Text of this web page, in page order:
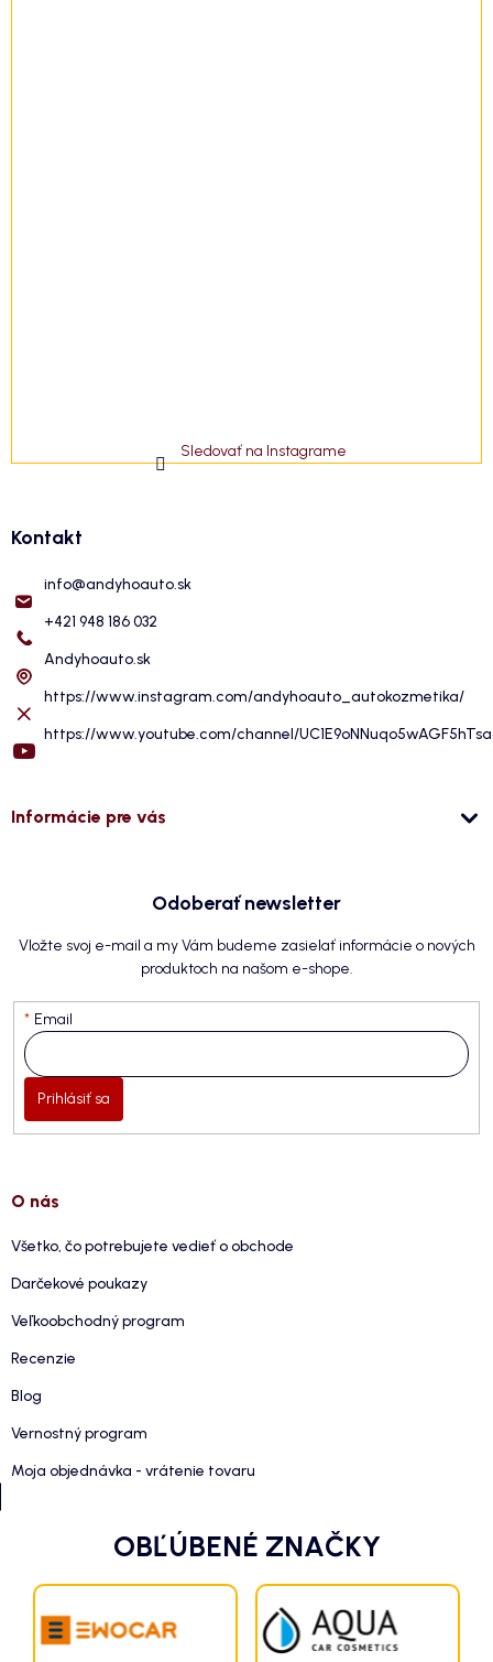
Sledovať na Instagrame
Kontakt
info@andyhoauto.sk
+421 948 186 032
Andyhoauto.sk
https://www.instagram.com/andyhoauto_autokozmetika/
https://www.youtube.com/channel/
Informácie pre vás
Odoberať newsletter
Vložte svoj e-mail a my Vám budeme zasielať informácie o nových
produktoch na našom e-shope.
Email
Prihlásiť sa
O nás
Všetko, čo potrebujete vedieť o obchode
Darčekové poukazy
Veľkoobchodný program
Recenzie
Blog
Vernostný program
Moja objednávka - vrátenie tovaru
OBĽÚBENÉ ZNAČKY